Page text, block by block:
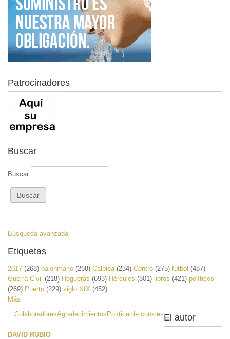
Patrocinadores
Buscar
Buscar
Búsqueda avanzada
Etiquetas
2017 (268) balonmano (268) Calpisa(234) Centro (275) fútbol (487)
Guerra Civil (218) Hogueras (693) Hércules (801) libros (421) políticos
(269) Puerto (229) siglo XIX (452)
Más
ColaboradoresAgradecimientosPolítica de cookiesEl autor
DAVID RUBIO